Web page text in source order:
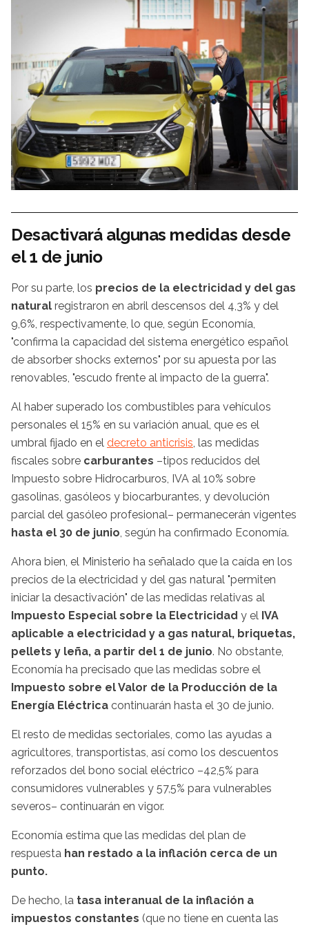
Desactivará algunas medidas desde
el 1 de junio
Por su parte, los precios de la electricidad y del gas
natural registraron en abril descensos del 4,3% y del
9,6%, respectivamente, lo que, según Economía,
"confirma la capacidad del sistema energético español
de absorber shocks externos" por su apuesta por las
renovables, "escudo frente al impacto de la guerra".
Al haber superado los combustibles para vehículos
personales el 15% en su variación anual, que es el
umbral fijado en el decreto anticrisis, las medidas
fiscales sobre carburantes –tipos reducidos del
Impuesto sobre Hidrocarburos, IVA al 10% sobre
gasolinas, gasóleos y biocarburantes, y devolución
parcial del gasóleo profesional– permanecerán vigentes
hasta el 30 de junio, según ha confirmado Economía.
Ahora bien, el Ministerio ha señalado que la caída en los
precios de la electricidad y del gas natural "permiten
iniciar la desactivación" de las medidas relativas al
Impuesto Especial sobre la Electricidad y el IVA
aplicable a electricidad y a gas natural, briquetas,
pellets y leña, a partir del 1 de junio. No obstante,
Economía ha precisado que las medidas sobre el
Impuesto sobre el Valor de la Producción de la
Energía Eléctrica continuarán hasta el 30 de junio.
El resto de medidas sectoriales, como las ayudas a
agricultores, transportistas, así como los descuentos
reforzados del bono social eléctrico –42,5% para
consumidores vulnerables y 57,5% para vulnerables
severos– continuarán en vigor.
Economía estima que las medidas del plan de
respuesta han restado a la inflación cerca de un
punto.
De hecho, la tasa interanual de la inflación a
impuestos constantes (que no tiene en cuenta las